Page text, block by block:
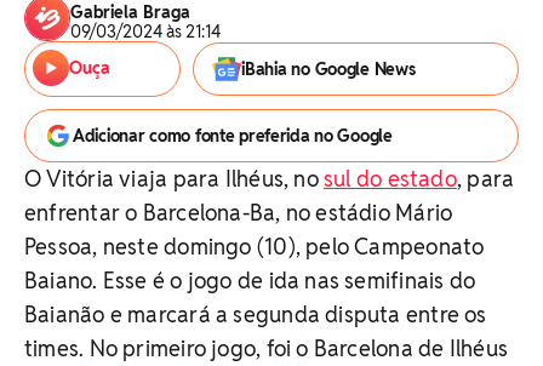
Gabriela Braga
09/03/2024 às 21:14
Ouça
iBahia no Google News
Adicionar como fonte preferida no Google
O Vitória viaja para Ilhéus, nosul do estado, para
enfrentar o Barcelona-Ba, no estádio Mário
Pessoa, neste domingo (10), pelo Campeonato
Baiano. Esse é o jogo de ida nas semifinais do
Baianão e marcará a segunda disputa entre os
times. No primeiro jogo, foi o Barcelona de Ilhéus